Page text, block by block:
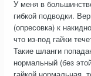
У меня в
гибкой подводки.
(опресовка) к
что из-под гайки
Такие шланги
нормальный (без